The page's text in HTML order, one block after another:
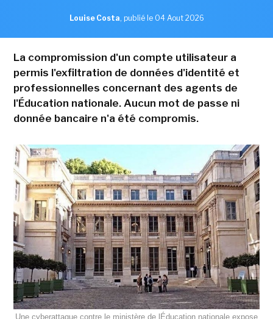
Louise Costa, publié le 04 Aout 2026
La compromission d'un compte utilisateur a
permis l'exfiltration de données d'identité et
professionnelles concernant des agents de
l'Éducation nationale. Aucun mot de passe ni
donnée bancaire n'a été compromis.
Une cyberattaque contre le ministère de lÉducation nationale expose